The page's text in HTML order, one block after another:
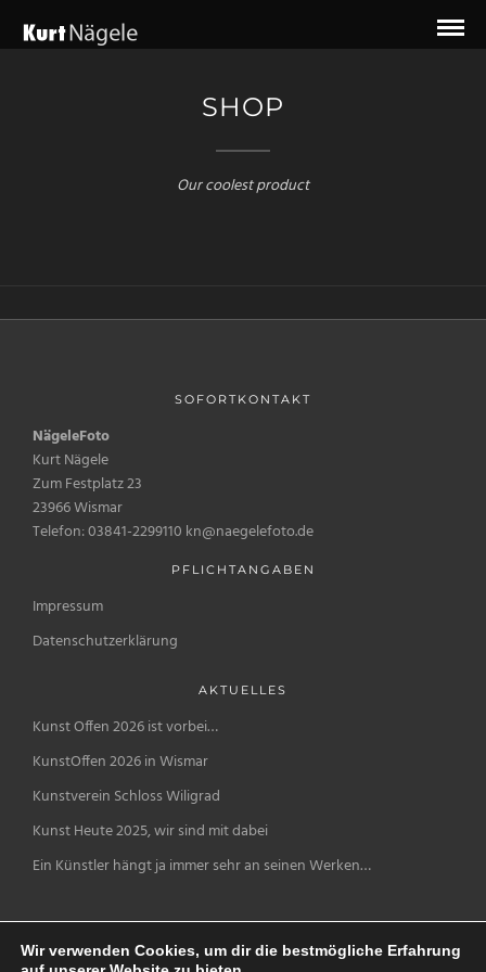
SHOP
Our coolest product
SOFORTKONTAKT
NägeleFoto
Kurt Nägele
Zum Festplatz 23
23966 Wismar
Telefon: 03841-2299110 kn@naegelefoto.de
PFLICHTANGABEN
Impressum
Datenschutzerklärung
AKTUELLES
Kunst Offen 2026 ist vorbei…
KunstOffen 2026 in Wismar
Kunstverein Schloss Wiligrad
Kunst Heute 2025, wir sind mit dabei
Ein Künstler hängt ja immer sehr an seinen Werken…
Wir verwenden Cookies, um dir die bestmögliche Erfahrung